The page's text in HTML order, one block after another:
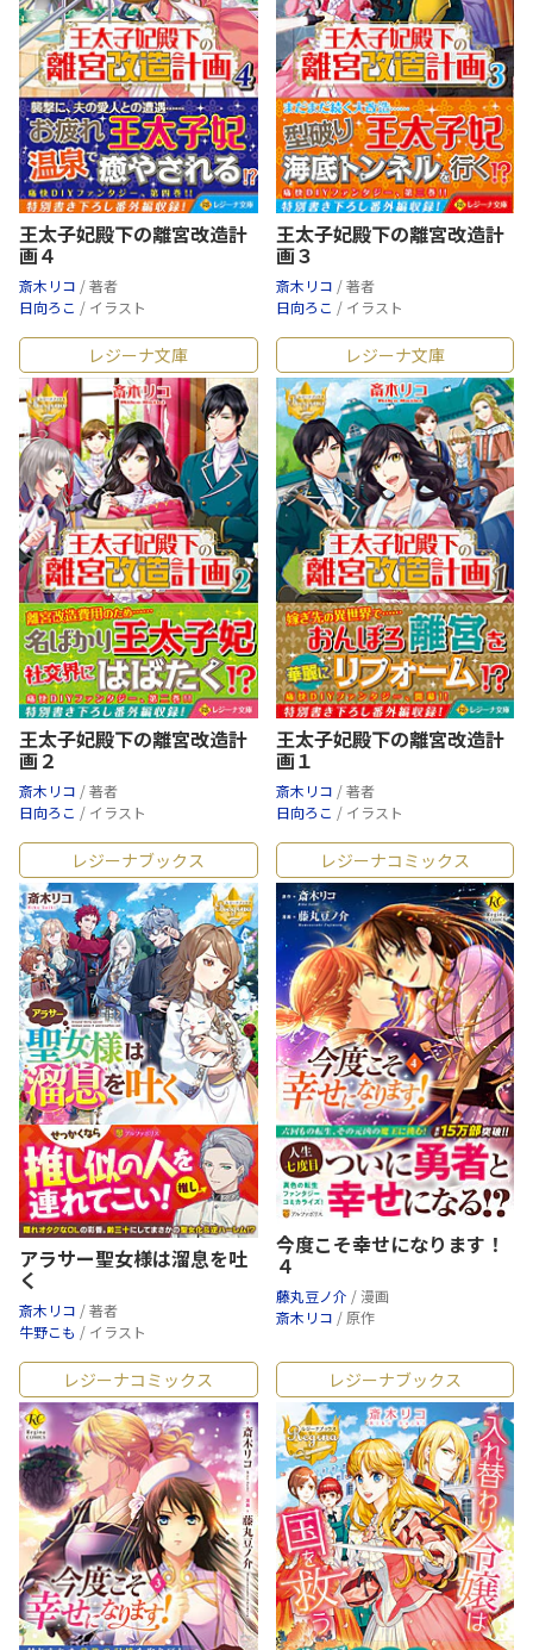
王太子妃殿下の離宮改造計
画４
斎木リコ / 著者
日向ろこ / イラスト
王太子妃殿下の離宮改造計
画３
斎木リコ / 著者
日向ろこ / イラスト
レジーナ文庫
王太子妃殿下の離宮改造計
画２
斎木リコ / 著者
日向ろこ / イラスト
レジーナ文庫
王太子妃殿下の離宮改造計
画１
斎木リコ / 著者
日向ろこ / イラスト
レジーナブックス
アラサー聖女様は溜息を吐
く
斎木リコ / 著者
牛野こも / イラスト
レジーナコミックス
今度こそ幸せになります！
４
藤丸豆ノ介 / 漫画
斎木リコ / 原作
レジーナコミックス レジーナブックス